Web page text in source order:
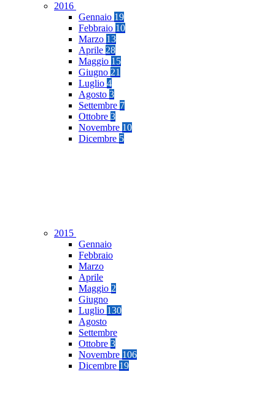
2016
Gennaio 19
Febbraio 10
Marzo 13
Aprile 28
Maggio 15
Giugno 21
Luglio 4
Agosto 3
Settembre 7
Ottobre 3
Novembre 10
Dicembre 5
2015
Gennaio
Febbraio
Marzo
Aprile
Maggio 2
Giugno
Luglio 130
Agosto
Settembre
Ottobre 3
Novembre 106
Dicembre 19